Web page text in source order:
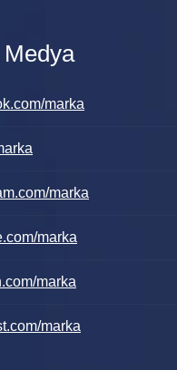
marka
marka
marka
marka
marka